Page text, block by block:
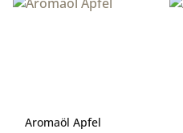
Aromaöl Apfel